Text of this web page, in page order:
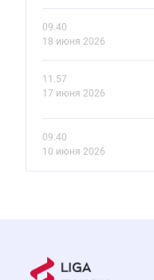
09.40
18 июня 2026
11.57
17 июня 2026
09.40
10 июня 2026